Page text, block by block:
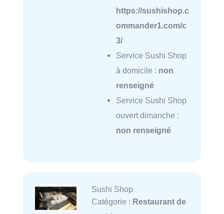
https://sushishop.c
ommander1.com/c
3/
Service Sushi Shop
à domicile : non
renseigné
Service Sushi Shop
ouvert dimanche :
non renseigné
Sushi Shop
Catégorie : Restaurant de